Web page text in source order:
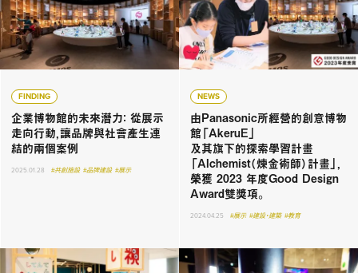
FINDING
企業博物館的未來潛力： 從展示
走向行動，讓品牌與社會產生連
結的兩個案例
2025.01.28 #共創施設 #品牌建設 #展示
NEWS
由Panasonic所經營的創意博物
館「AkeruE」
及其旗下的探索學習計畫
「Alchemist（煉金術師）計畫」，
榮獲 2023 年度Good Design
Award雙獎項。
2024.04.25 #展示 #建設・建築 #教育